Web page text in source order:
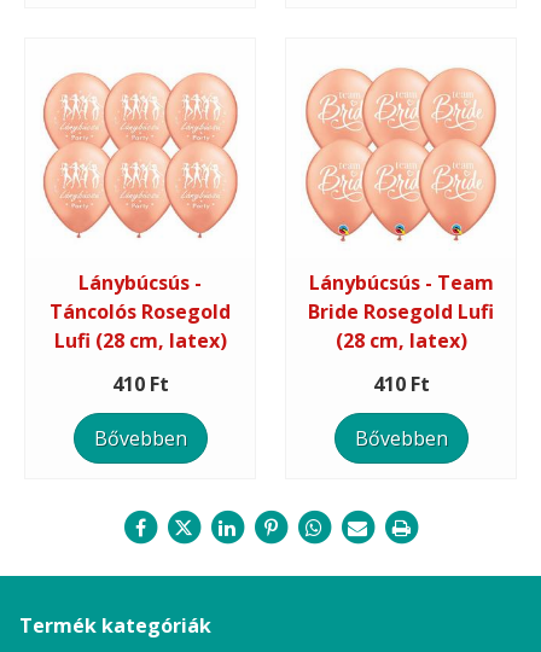
Lánybúcsús -
Táncolós Rosegold
Lufi (28 cm, latex)
410 Ft
Bővebben
Lánybúcsús - Team
Bride Rosegold Lufi
(28 cm, latex)
410 Ft
Bővebben
Termék kategóriák